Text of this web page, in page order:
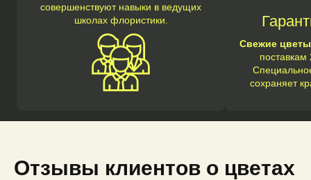
совершенствуют навыки в ведущих
школах флористики.
Свежие цветы
сохраняет
Отзывы клиентов о цветах